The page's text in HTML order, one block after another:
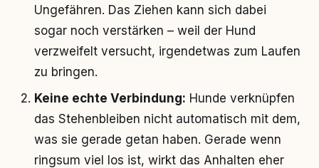
Ungefähren. Das Ziehen kann sich dabei
sogar noch verstärken – weil der Hund
verzweifelt versucht, irgendetwas zum Laufen
zu bringen.
Keine echte Verbindung: Hunde verknüpfen
das Stehenbleiben nicht automatisch mit dem,
was sie gerade getan haben. Gerade wenn
ringsum viel los ist, wirkt das Anhalten eher